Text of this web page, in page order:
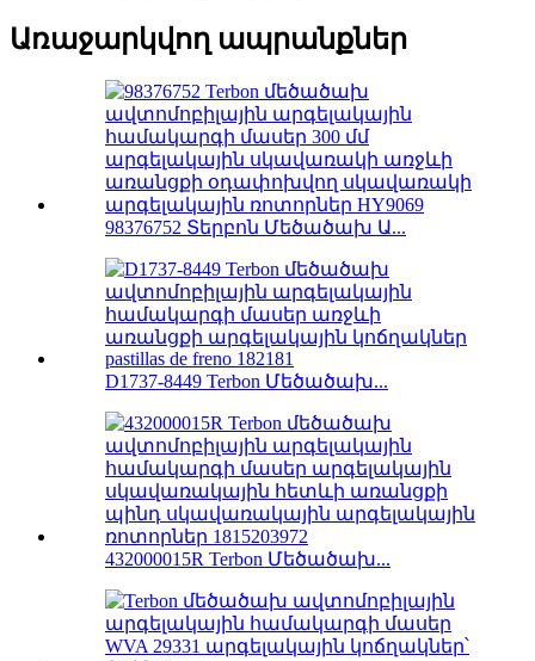
Առաջարկվող ապրանքներ
98376752 Տերբոն Մեծածախ Ա...
D1737-8449 Terbon Մեծածախ...
432000015R Terbon Մեծածախ...